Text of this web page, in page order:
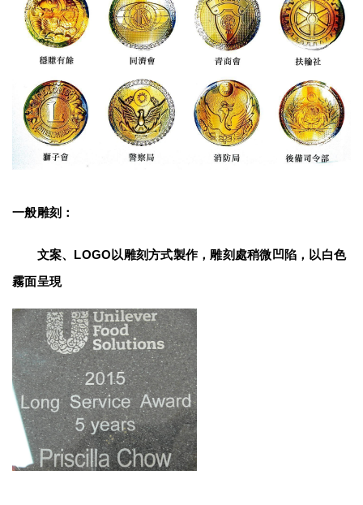
一般雕刻：
文案、LOGO以雕刻方式製作，雕刻處稍微凹陷，以白色
霧面呈現